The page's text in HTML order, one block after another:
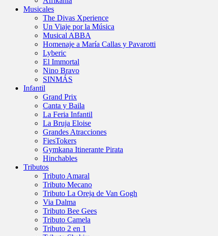
Musicales
The Divas Xperience
Un Viaje por la Música
Musical ABBA
Homenaje a María Callas y Pavarotti
Lyberic
El Immortal
Nino Bravo
SINMÁS
Infantil
Grand Prix
Canta y Baila
La Feria Infantil
La Bruja Eloise
Grandes Atracciones
FiesTokers
Gymkana Itinerante Pirata
Hinchables
Tributos
Tributo Amaral
Tributo Mecano
Tributo La Oreja de Van Gogh
Via Dalma
Tributo Bee Gees
Tributo Camela
Tributo 2 en 1